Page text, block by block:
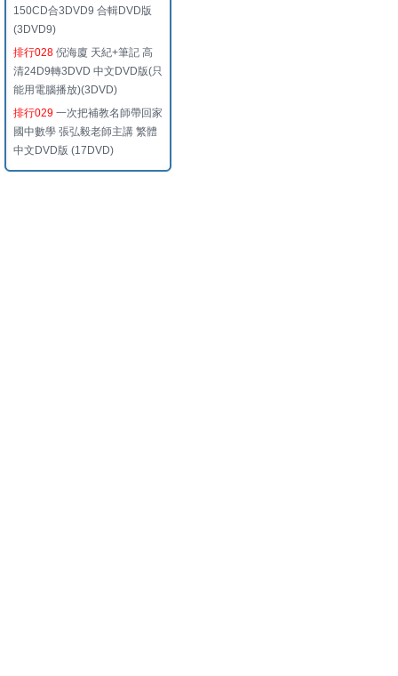
150CD合3DVD9 合輯DVD版
(3DVD9)
排行028 倪海廈 天紀+筆記 高
清24D9轉3DVD 中文DVD版(只
能用電腦播放)(3DVD)
排行029 一次把補教名師帶回家
國中數學 張弘毅老師主講 繁體
中文DVD版 (17DVD)